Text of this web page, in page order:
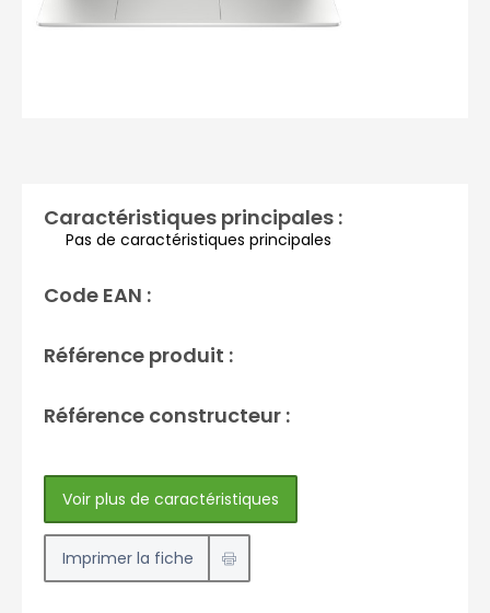
Caractéristiques principales :
Pas de caractéristiques principales
Code EAN :
Référence produit :
Référence constructeur :
Voir plus de caractéristiques
Imprimer la fiche